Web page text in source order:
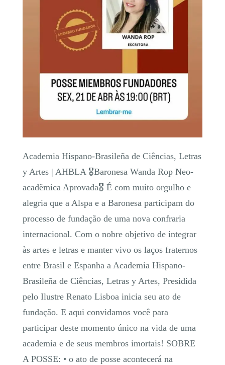
Academia Hispano-Brasileña de Ciências, Letras
y Artes | AHBLA 🎖Baronesa Wanda Rop Neo-
acadêmica Aprovada🎖 É com muito orgulho e
alegria que a Alspa e a Baronesa participam do
processo de fundação de uma nova confraria
internacional. Com o nobre objetivo de integrar
às artes e letras e manter vivo os laços fraternos
entre Brasil e Espanha a Academia Hispano-
Brasileña de Ciências, Letras y Artes, Presidida
pelo Ilustre Renato Lisboa inicia seu ato de
fundação. E aqui convidamos você para
participar deste momento único na vida de uma
academia e de seus membros imortais! SOBRE
A POSSE: • o ato de posse acontecerá na